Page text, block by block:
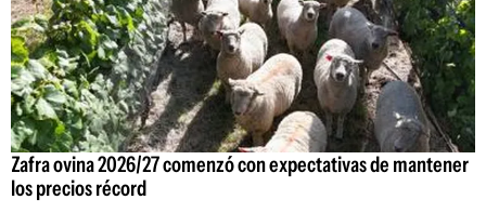
Zafra ovina 2026/27 comenzó con expectativas de mantener
los precios récord